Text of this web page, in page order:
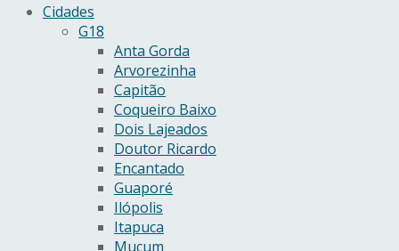
Cidades
G18
Anta Gorda
Arvorezinha
Capitão
Coqueiro Baixo
Dois Lajeados
Doutor Ricardo
Encantado
Guaporé
Ilópolis
Itapuca
Muçum